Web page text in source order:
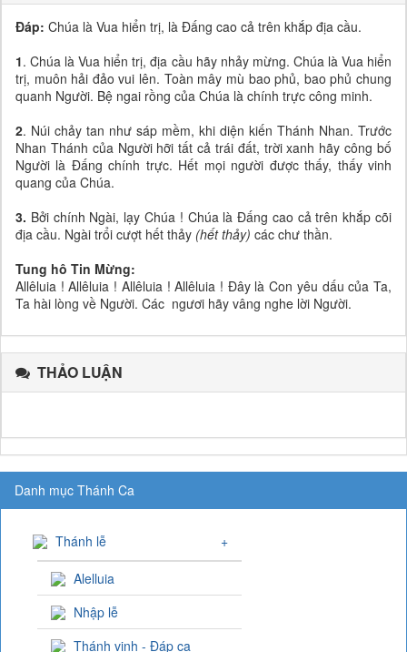
Đáp: Chúa là Vua hiển trị, là Đấng cao cả trên khắp địa cầu.
1. Chúa là Vua hiển trị, địa cầu hãy nhảy mừng. Chúa là Vua hiển
trị, muôn hải đảo vui lên. Toàn mây mù bao phủ, bao phủ chung
quanh Người. Bệ ngai rồng của Chúa là chính trực công minh.
2. Núi chảy tan như sáp mềm, khi diện kiến Thánh Nhan. Trước
Nhan Thánh của Người hỡi tất cả trái đất, trời xanh hãy công bố
Người là Đấng chính trực. Hết mọi người được thấy, thấy vinh
quang của Chúa.
3. Bởi chính Ngài, lạy Chúa ! Chúa là Đấng cao cả trên khắp cõi
địa cầu. Ngài trổi cượt hết thảy (hết thảy) các chư thần.
Tung hô Tin Mừng:
Allêluia ! Allêluia ! Allêluia ! Allêluia ! Đây là Con yêu dấu của Ta,
Ta hài lòng về Người. Các ngươi hãy vâng nghe lời Người.
THẢO LUẬN
Danh mục Thánh Ca
Thánh lễ +
Alelluia
Nhập lễ
Thánh vịnh - Đáp ca